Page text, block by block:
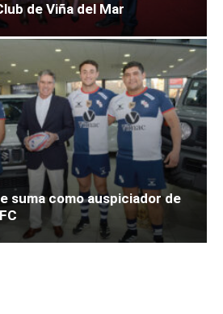
de Viña del Mar
suma como auspiciador de